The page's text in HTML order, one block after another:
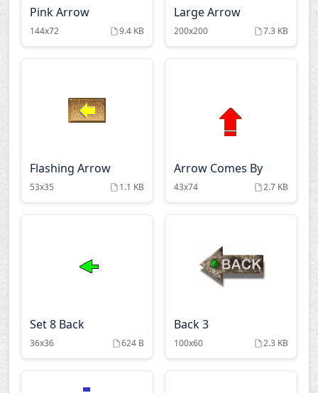
Pink Arrow
144x72 9.4 KB
Large Arrow
200x200 7.3 KB
Flashing Arrow
53x35 1.1 KB
Arrow Comes By
43x74 2.7 KB
Set 8 Back
36x36 624 B
Back 3
100x60 2.3 KB